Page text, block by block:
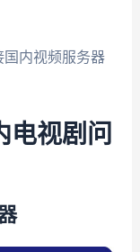
内视频服务器
电视剧问